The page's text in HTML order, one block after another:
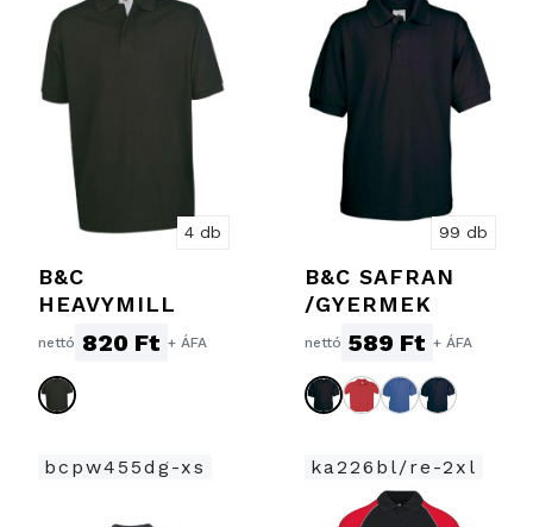
4 db
B&C
HEAVYMILL
nettó 820 Ft + ÁFA
99 db
B&C SAFRAN
/GYERMEK
nettó 589 Ft + ÁFA
bcpw455dg-xs ka226bl/re-2xl